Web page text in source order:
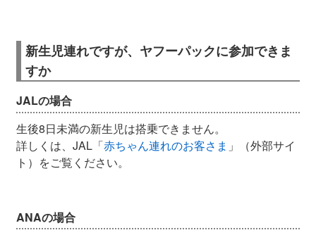
新生児連れですが、ヤフーパックに参加できま
すか
JALの場合
生後8日未満の新生児は搭乗できません。
詳しくは、JAL「赤ちゃん連れのお客さま 」（外部サイ
ト）をご覧ください。
ANAの場合